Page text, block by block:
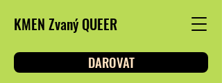
KMEN Zvaný QUEER
DAROVAT